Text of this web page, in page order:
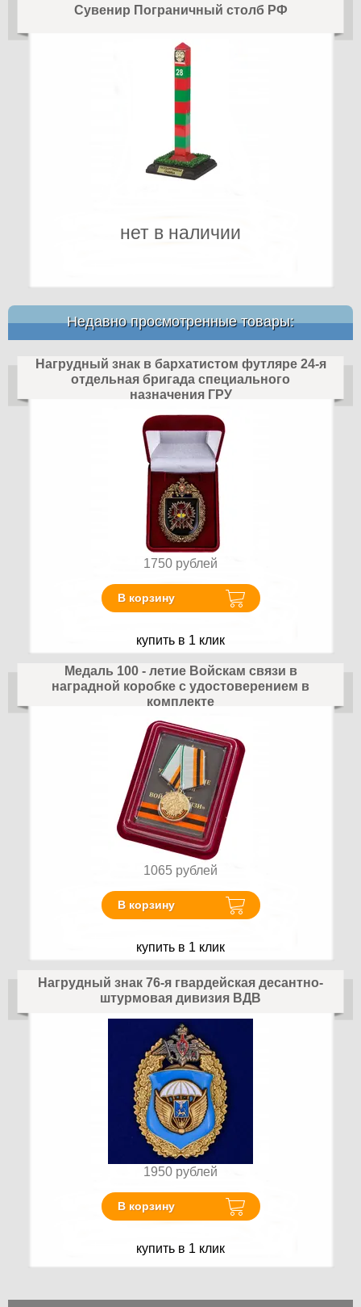
Сувенир Пограничный столб РФ
нет в наличии
Недавно просмотренные товары:
Нагрудный знак в бархатистом футляре 24-я
отдельная бригада специального
назначения ГРУ
1750 рублей
В корзину
купить в 1 клик
Медаль 100 - летие Войскам связи в
наградной коробке с удостоверением в
комплекте
1065 рублей
В корзину
купить в 1 клик
Нагрудный знак 76-я гвардейская десантно-
штурмовая дивизия ВДВ
1950 рублей
В корзину
купить в 1 клик